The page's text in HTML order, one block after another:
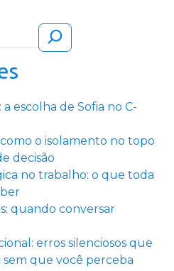
escolha de Sofia no C-
o isolamento no topo
decisão
no trabalho: o que toda
quando conversar
erros silenciosos que
que você perceba